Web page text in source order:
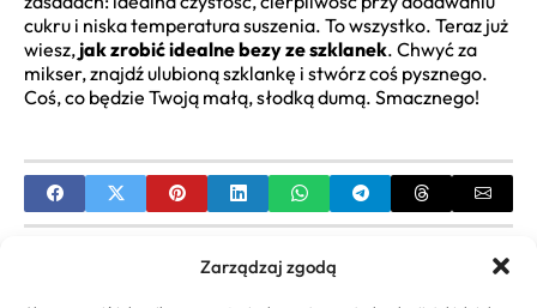
Zarządzaj zgodą
cukru i niska temperatura suszenia. To wszystko. Teraz już
wiesz, jak zrobić idealne bezy ze szklanek. Chwyć za
mikser, znajdź ulubioną szklankę i stwórz coś pysznego.
Coś, co będzie Twoją małą, słodką dumą. Smacznego!
Przepis na soczystą pierś z indyka z piekarnika –